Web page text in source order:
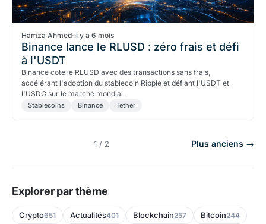
Hamza Ahmed·il y a 6 mois
Binance lance le RLUSD : zéro frais et défi
à l'USDT
Binance cote le RLUSD avec des transactions sans frais,
accélérant l'adoption du stablecoin Ripple et défiant l'USDT et
l'USDC sur le marché mondial.
Stablecoins Binance Tether
1 / 2 Plus anciens →
Explorer par thème
Crypto651 Actualités401 Blockchain257 Bitcoin244